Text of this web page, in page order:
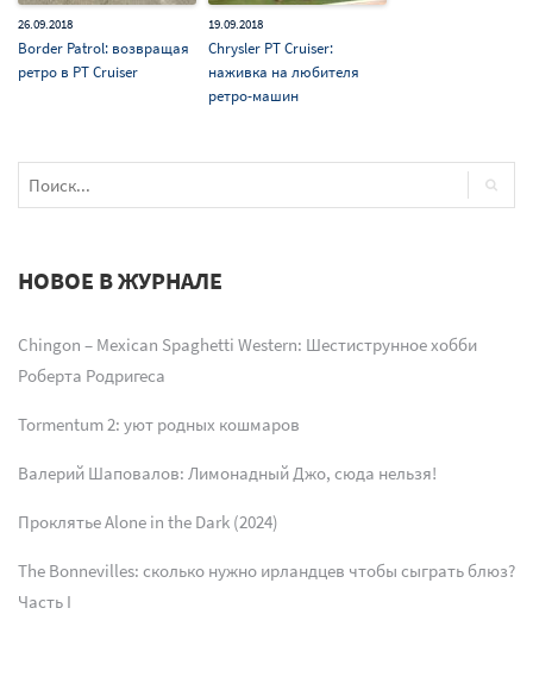
26.09.2018
Border Patrol: возвращая
ретро в PT Cruiser
19.09.2018
Chrysler PT Cruiser:
наживка на любителя
ретро-машин
НОВОЕ В ЖУРНАЛЕ
Chingon – Mexican Spaghetti Western: Шестиструнное хобби
Роберта Родригеса
Tormentum 2: уют родных кошмаров
Валерий Шаповалов: Лимонадный Джо, сюда нельзя!
Проклятье Alone in the Dark (2024)
The Bonnevilles: сколько нужно ирландцев чтобы сыграть блюз?
Часть I